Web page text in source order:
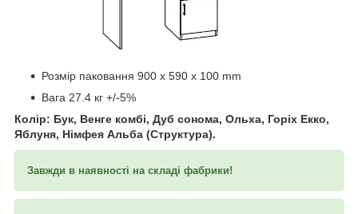
Розмір паковання 900 x 590 x 100 mm
Вага 27.4 кг +/-5%
Колір: Бук, Венге комбі, Дуб сонома, Ольха, Горіх Екко,
Яблуня, Німфея Альба (Структура).
Завжди в наявності на складі фабрики!